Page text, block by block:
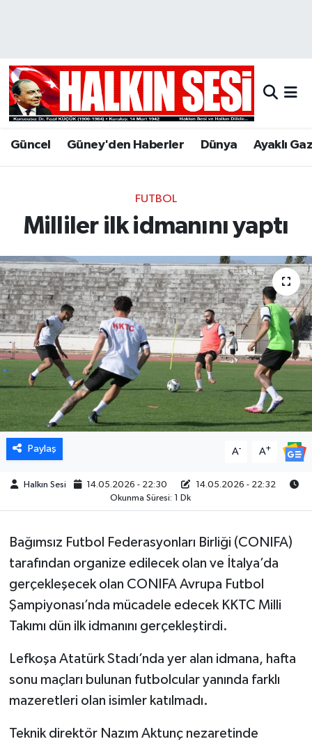
Güncel Güney'den Haberler Dünya Ayaklı
FUTBOL
Milliler ilk idmanını yaptı
Paylaş A- A+
Halkın Sesi 14.05.2026 - 22:30
14.05.2026 - 22:32
Okunma Süresi: 1 Dk
Bağımsız Futbol Federasyonları Birliği (CONIFA)
tarafından organize edilecek olan ve İtalya’da
gerçekleşecek olan CONIFA Avrupa Futbol
Şampiyonası’nda mücadele edecek KKTC Milli
Takımı dün ilk idmanını gerçekleştirdi.
Lefkoşa Atatürk Stadı’nda yer alan idmana, hafta
sonu maçları bulunan futbolcular yanında farklı
mazeretleri olan isimler katılmadı.
Teknik direktör Nazım Aktunç nezaretinde
Hava Durumu
Trafik Durumu
Son Dakika Haberleri
Haber Arşivi